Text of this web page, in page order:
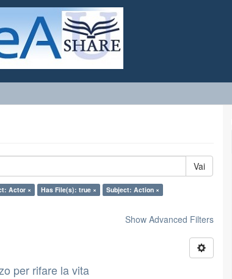
Vai
Actor × Has File(s): true ×
Subject: Action ×
Show Advanced Filters
per rifare la vita